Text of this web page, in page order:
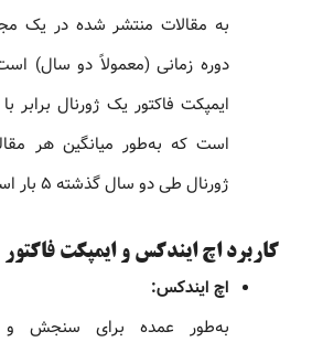
به مقالات منتشر شده در یک
دوره زمانی (معمولاً دو سال)
است که به‌طور میانگین هر
ژورنال طی دو سال گذشته ۵ بار استناد شده است.
کاربرد اچ ایندکس و ایمپکت فاکتور
اچ ایندکس:
به‌طور عمده برای سنجش و